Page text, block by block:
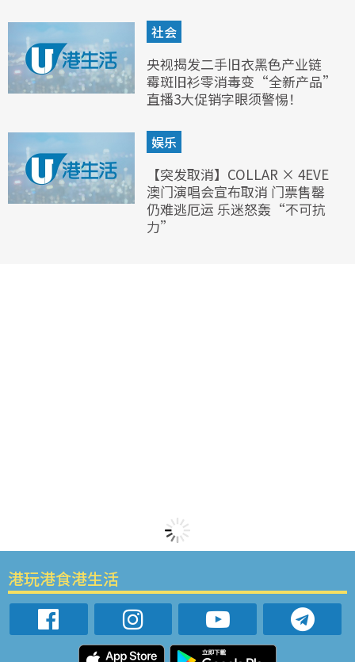
社会
央视揭发二手旧衣黑色产业链
霉斑旧衫零消毒变“全新产品”
直播3大促销字眼须警惕！
娱乐
【突发取消】COLLAR × 4EVE
澳门演唱会宣布取消 门票售罄
仍难逃厄运 乐迷怒轰“不可抗
力”
港玩港食港生活